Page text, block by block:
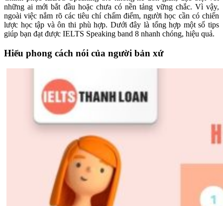
những ai mới bắt đầu hoặc chưa có nền tảng vững chắc. Vì vậy,
ngoài việc nắm rõ các tiêu chí chấm điểm, người học cần có chiến
lược học tập và ôn thi phù hợp. Dưới đây là tổng hợp một số tips
giúp bạn đạt được IELTS Speaking band 8 nhanh chóng, hiệu quả.
Hiểu phong cách nói của người bản xứ